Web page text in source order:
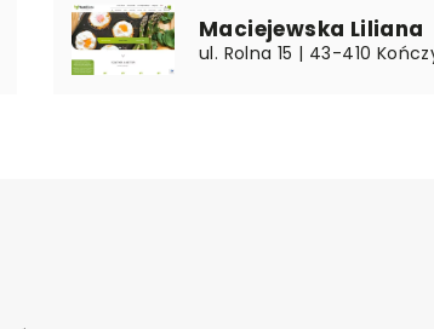
Maciejewska Liliana
ul. Rolna 15 | 43-410